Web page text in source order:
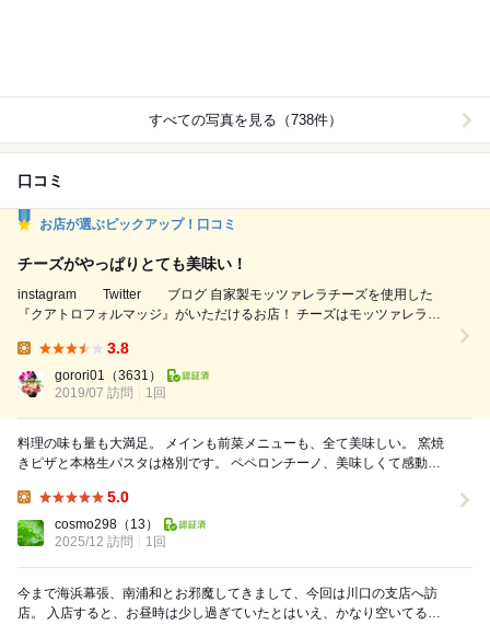
すべての写真を見る（738件）
口コミ
お店が選ぶピックアップ！口コミ
チーズがやっぱりとても美味い！
instagram Twitter ブログ 自家製モッツァレラチーズを使用した
『クアトロフォルマッジ』がいただけるお店！ チーズはモッツァレラチ
上からどっぷりと蜂蜜をかけていただきます 濃厚なチーズの味わいを堪
能できるピザ！ クルミのアクセントも良くとても美味しいです！ チーズ
好きは是非♬ ...
3.8
gorori01 （3631）
2019/07 訪問
1回
料理の味も量も大満足。 メインも前菜メニューも、全て美味しい。 窯焼
きピザと本格生パスタは格別です。 ペペロンチーノ、美味しくて感動し
5.0
cosmo298 （13）
2025/12 訪問
1回
今まで海浜幕張、南浦和とお邪魔してきまして、今回は川口の支店へ訪
店。 入店すると、お昼時は少し過ぎていたとはいえ、かなり空いてる。